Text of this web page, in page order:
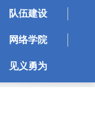
队伍建设
网络学院
见义勇为